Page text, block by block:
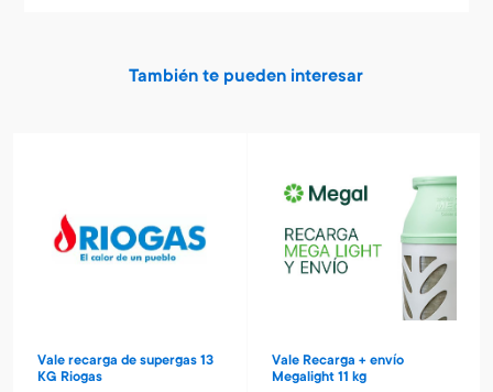
También te pueden interesar
Vale recarga de supergas 13
KG Riogas
Vale Recarga + envío
Megalight 11 kg